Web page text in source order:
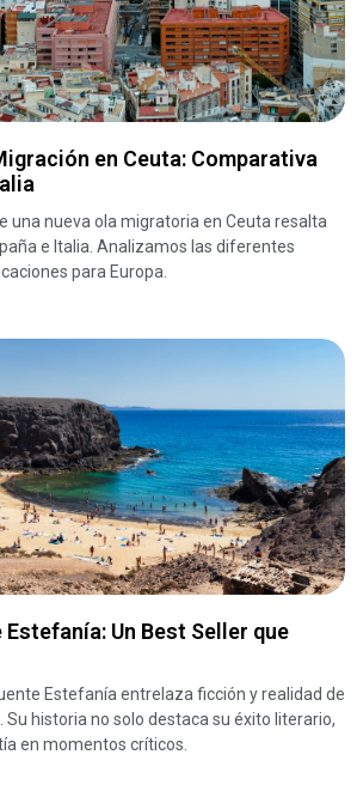
en Ceuta: Comparativa
una nueva ola migratoria en Ceuta resalta
e Italia. Analizamos las diferentes
para Europa.
Un Best Seller que
Estefanía entrelaza ficción y realidad de
historia no solo destaca su éxito literario,
en momentos críticos.